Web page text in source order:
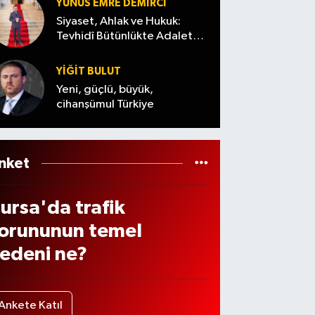
edildi
!
YUNUS EMRE DEMIRCI
Siyaset, Ahlak ve Hukuk:
Tevhidî Bütünlükte Adalet
YİĞİT BULUT
Yeni, güçlü, büyük,
cihanşümul Türkiye
trafik
temel
ne?
Katıl